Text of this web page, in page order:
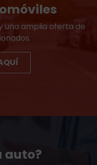
una amplia oferta de
auto?